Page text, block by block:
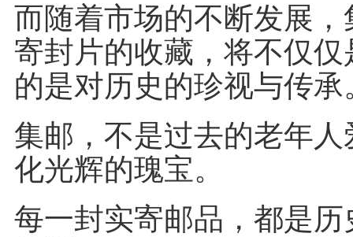
而随着市场的不断发展
寄封片的收藏，将不仅
的是对历史的珍视与传承
集邮，不是过去的老年
化光辉的瑰宝。
每一封实寄邮品，都是